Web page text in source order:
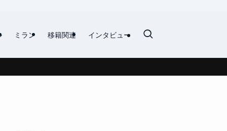
ミラン 移籍関連 インタビュー